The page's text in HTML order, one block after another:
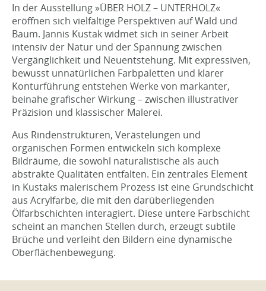
In der Ausstellung »ÜBER HOLZ – UNTERHOLZ«
eröffnen sich vielfältige Perspektiven auf Wald und
Baum. Jannis Kustak widmet sich in seiner Arbeit
intensiv der Natur und der Spannung zwischen
Vergänglichkeit und Neuentstehung. Mit expressiven,
bewusst unnatürlichen Farbpaletten und klarer
Konturführung entstehen Werke von markanter,
beinahe grafischer Wirkung – zwischen illustrativer
Präzision und klassischer Malerei.
Aus Rindenstrukturen, Verästelungen und
organischen Formen entwickeln sich komplexe
Bildräume, die sowohl naturalistische als auch
abstrakte Qualitäten entfalten. Ein zentrales Element
in Kustaks malerischem Prozess ist eine Grundschicht
aus Acrylfarbe, die mit den darüberliegenden
Ölfarbschichten interagiert. Diese untere Farbschicht
scheint an manchen Stellen durch, erzeugt subtile
Brüche und verleiht den Bildern eine dynamische
Oberflächenbewegung.